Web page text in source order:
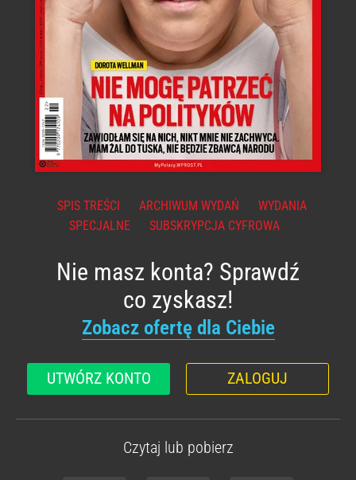
SPIS TREŚCI ARCHIWUM WYDAŃ
WYDANIA
SPECJALNE
SUBSKRYPCJA CYFROWA
Nie masz konta? Sprawdź
co zyskasz!
Zobacz ofertę dla Ciebie
UTWÓRZ KONTO ZALOGUJ
Czytaj lub pobierz